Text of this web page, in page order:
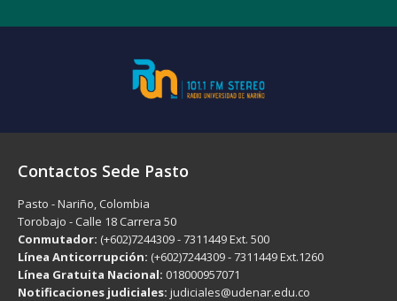
Contactos Sede Pasto
Pasto - Nariño, Colombia
Torobajo - Calle 18 Carrera 50
Conmutador: (+602)7244309 - 7311449 Ext. 500
Línea Anticorrupción: (+602)7244309 - 7311449 Ext.1260
Línea Gratuita Nacional: 018000957071
Notificaciones judiciales: judiciales@udenar.edu.co